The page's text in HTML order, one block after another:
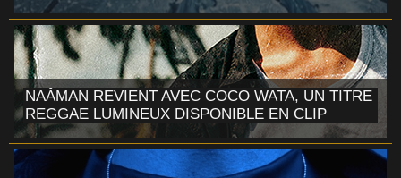
NAÂMAN REVIENT AVEC COCO WATA, UN TITRE
REGGAE LUMINEUX DISPONIBLE EN CLIP